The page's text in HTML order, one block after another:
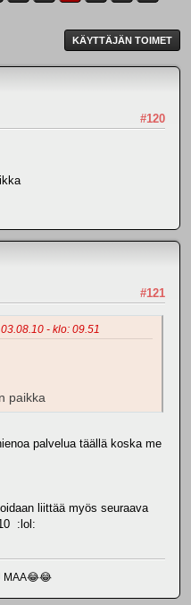
KÄYTTÄJÄN TOIMET
#120
#121
- klo: 09.51
paikka
palvelua täällä koska me
liittää myös seuraava
:lol:
MAA😂😂